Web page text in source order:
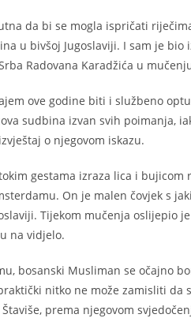
da bi se mogla ispričati
u bivšoj Jugoslaviji. I sam je
Radovana Karadžića u
ove godine biti i službeno
sudbina izvan svih poimanja,
o njegovom iskazu.
gestama izraza lica i
On je malen čovjek s
Tijekom mučenja oslijepio
na vidjelo.
bosanski Musliman se očajno
nitko ne može zamisliti
prema njegovom